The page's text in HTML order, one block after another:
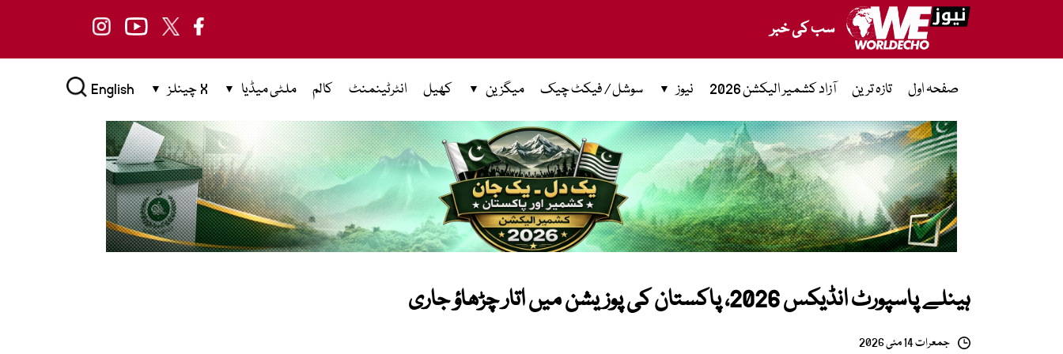
سب کی خبر
صفحہ اول تازہ ترین آزاد کشمیر الیکشن 2026 نیوز سوشل / فیکٹ چیک میگزین کھیل انٹرٹینمنٹ کالم ملٹی میڈیا X چینلز English
ہینلے پاسپورٹ انڈیکس 2026، پاکستان کی پوزیشن میں اتار چڑھاؤ جاری
جمعرات 14 مئی 2026